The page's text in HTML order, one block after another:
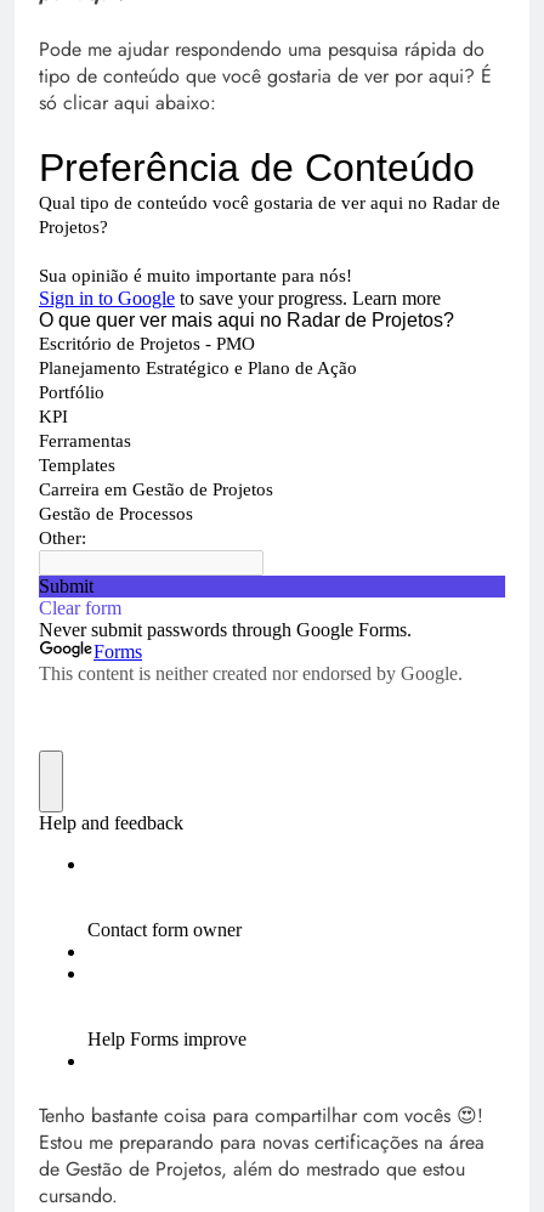
Pode me ajudar respondendo uma pesquisa rápida do
tipo de conteúdo que você gostaria de ver por aqui? É
só clicar aqui abaixo:
Tenho bastante coisa para compartilhar com vocês 😍!
Estou me preparando para novas certificações na área
de Gestão de Projetos, além do mestrado que estou
cursando.